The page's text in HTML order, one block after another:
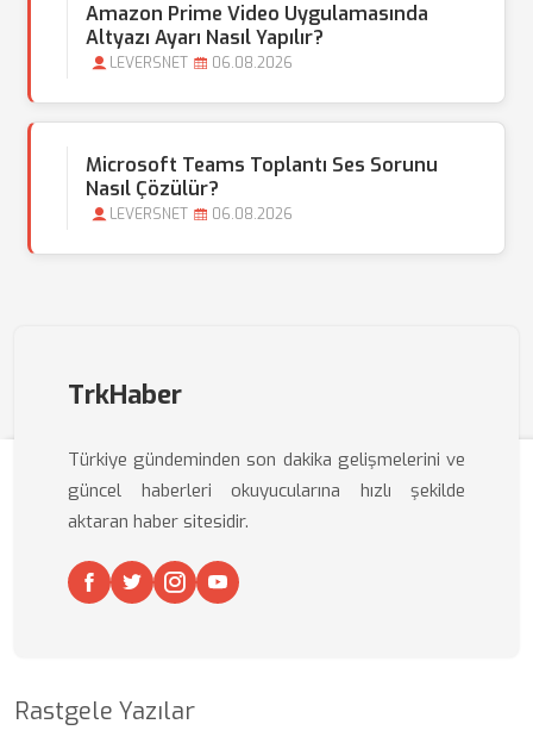
Amazon Prime Video Uygulamasında
Altyazı Ayarı Nasıl Yapılır?
LEVERSNET 06.08.2026
Microsoft Teams Toplantı Ses Sorunu
Nasıl Çözülür?
LEVERSNET 06.08.2026
TrkHaber
Türkiye gündeminden son dakika gelişmelerini ve
güncel haberleri okuyucularına hızlı şekilde
aktaran haber sitesidir.
Rastgele Yazılar